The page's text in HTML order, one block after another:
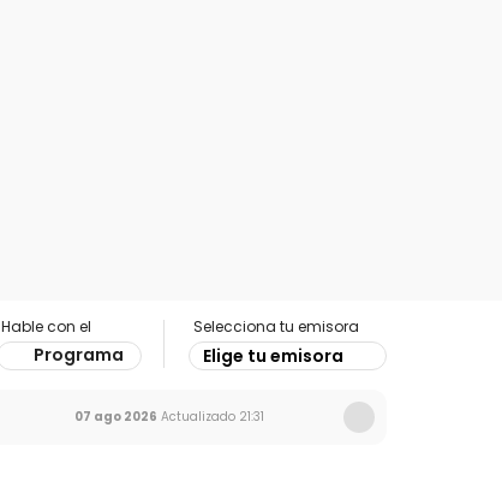
Hable con el
Programa
Selecciona tu emisora
Elige tu emisora
07 ago 2026 Actualizado 21:31